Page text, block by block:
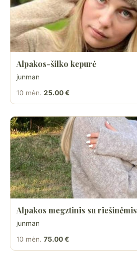
Alpakos-šilko kepurė
junman
10 mėn. 25.00 €
Alpakos megztinis su riešinėmis
junman
10 mėn. 75.00 €